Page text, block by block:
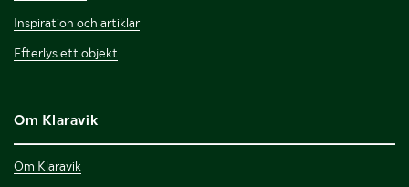
Inspiration och artiklar
Efterlys ett objekt
Om Klaravik
Om Klaravik